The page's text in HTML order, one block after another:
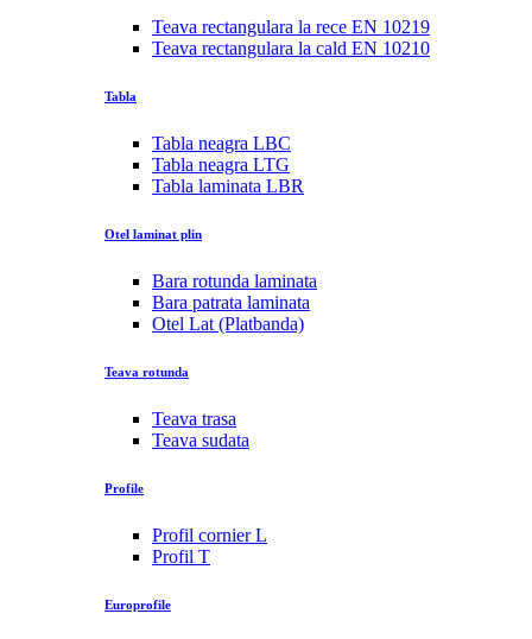
Teava rectangulara la rece EN 10219
Teava rectangulara la cald EN 10210
Tabla
Tabla neagra LBC
Tabla neagra LTG
Tabla laminata LBR
Otel laminat plin
Bara rotunda laminata
Bara patrata laminata
Otel Lat (Platbanda)
Teava rotunda
Teava trasa
Teava sudata
Profile
Profil cornier L
Profil T
Europrofile